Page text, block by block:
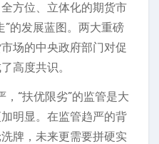
方位、立体化的期货市
”的发展蓝图。两大重磅
场的中央政府部门对促
高度共识。
“扶优限劣”的监管是大
明显。在监管趋严的背
牌，未来更需要拼硬实